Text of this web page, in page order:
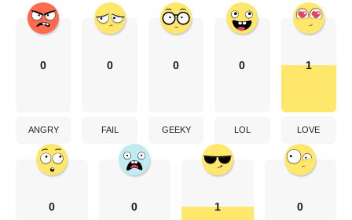
0
ANGRY
0
FAIL
0
GEEKY
0
LOL
1
LOVE
0 0 1 0